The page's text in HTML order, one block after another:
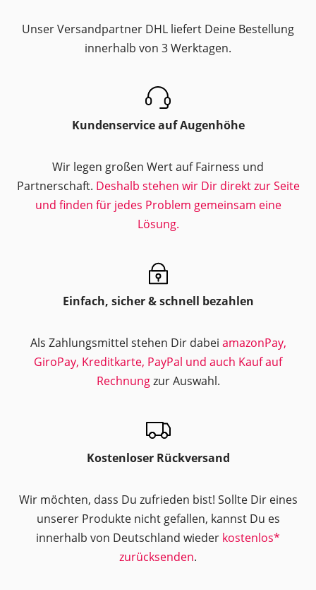
Unser Versandpartner DHL liefert Deine Bestellung
innerhalb von 3 Werktagen.
Kundenservice auf Augenhöhe
Wir legen großen Wert auf Fairness und
Partnerschaft. Deshalb stehen wir Dir direkt zur Seite
und finden für jedes Problem gemeinsam eine
Lösung.
Einfach, sicher & schnell bezahlen
Als Zahlungsmittel stehen Dir dabei amazonPay,
GiroPay, Kreditkarte, PayPal und auch Kauf auf
Rechnungzur Auswahl.
Kostenloser Rückversand
Wir möchten, dass Du zufrieden bist! Sollte Dir eines
unserer Produkte nicht gefallen, kannst Du es
innerhalb von Deutschland wieder kostenlos*
zurücksenden.